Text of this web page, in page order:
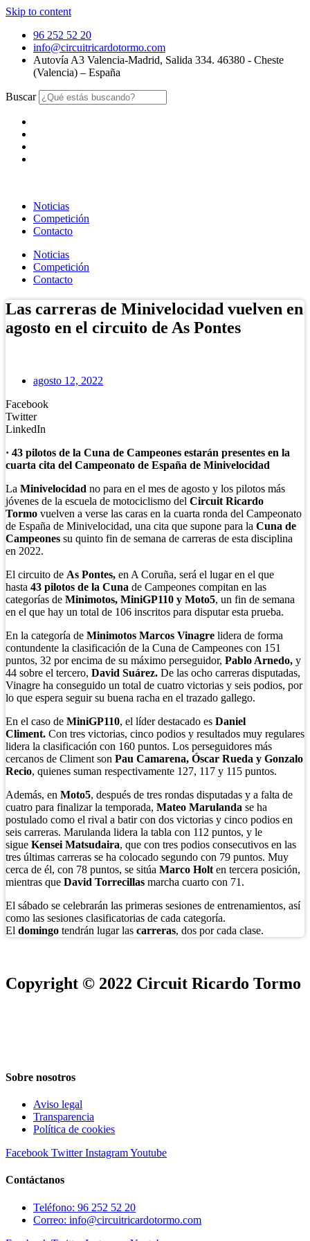
Skip to content
96 252 52 20
info@circuitricardotormo.com
Autovía A3 Valencia-Madrid, Salida 334. 46380 - Cheste
(Valencia) – España
Buscar
Noticias
Competición
Contacto
Noticias
Competición
Contacto
Las carreras de Minivelocidad vuelven en
agosto en el circuito de As Pontes
agosto 12, 2022
Facebook
Twitter
LinkedIn
· 43 pilotos de la Cuna de Campeones estarán presentes en la
cuarta cita del Campeonato de España de Minivelocidad
La Minivelocidad no para en el mes de agosto y los pilotos más
jóvenes de la escuela de motociclismo del Circuit Ricardo
Tormo vuelven a verse las caras en la cuarta ronda del Campeonato
de España de Minivelocidad, una cita que supone para la Cuna de
Campeones su quinto fin de semana de carreras de esta disciplina
en 2022.
El circuito de As Pontes, en A Coruña, será el lugar en el que
hasta 43 pilotos de la Cuna de Campeones compitan en las
categorías de Minimotos, MiniGP110 y Moto5, un fin de semana
en el que hay un total de 106 inscritos para disputar esta prueba.
En la categoría de Minimotos Marcos Vinagre lidera de forma
contundente la clasificación de la Cuna de Campeones con 151
puntos, 32 por encima de su máximo perseguidor, Pablo Arnedo, y
44 sobre el tercero, David Suárez. De las ocho carreras disputadas,
Vinagre ha conseguido un total de cuatro victorias y seis podios, por
lo que espera seguir su buena racha en el trazado gallego.
En el caso de MiniGP110, el líder destacado es Daniel
Climent. Con tres victorias, cinco podios y resultados muy regulares
lidera la clasificación con 160 puntos. Los perseguidores más
cercanos de Climent son Pau Camarena, Óscar Rueda y Gonzalo
Recio, quienes suman respectivamente 127, 117 y 115 puntos.
Además, en Moto5, después de tres rondas disputadas y a falta de
cuatro para finalizar la temporada, Mateo Marulanda se ha
postulado como el rival a batir con dos victorias y cinco podios en
seis carreras. Marulanda lidera la tabla con 112 puntos, y le
sigue Kensei Matsudaira, que con tres podios consecutivos en las
tres últimas carreras se ha colocado segundo con 79 puntos. Muy
cerca de él, con 78 puntos, se sitúa Marco Holt en tercera posición,
mientras que David Torrecillas marcha cuarto con 71.
El sábado se celebrarán las primeras sesiones de entrenamientos, así
como las sesiones clasificatorias de cada categoría.
El domingo tendrán lugar las carreras, dos por cada clase.
Copyright © 2022 Circuit Ricardo Tormo
Sobre nosotros
Aviso legal
Transparencia
Política de cookies
Facebook Twitter InstagramYoutube
Contáctanos
Teléfono: 96 252 52 20
Correo: info@circuitricardotormo.com